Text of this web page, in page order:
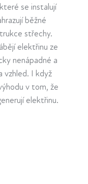
se instalují
běžné
střechy.
elektřinu ze
nenápadné a
vzhled. I když
v tom, že
elektřinu.